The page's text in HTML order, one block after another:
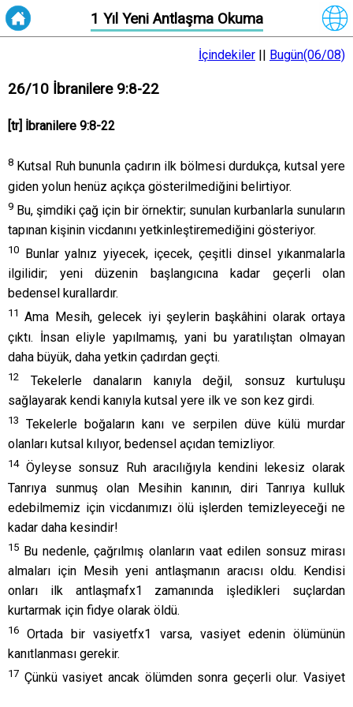
1 Yıl Yeni Antlaşma Okuma
İçindekiler || Bugün(06/08)
26/10 İbranilere 9:8-22
[tr] İbranilere 9:8-22
8 Kutsal Ruh bununla çadırın ilk bölmesi durdukça, kutsal yere
giden yolun henüz açıkça gösterilmediğini belirtiyor.
9 Bu, şimdiki çağ için bir örnektir; sunulan kurbanlarla sunuların
tapınan kişinin vicdanını yetkinleştiremediğini gösteriyor.
10
Bunlar yalnız yiyecek, içecek, çeşitli dinsel yıkanmalarla
ilgilidir; yeni düzenin başlangıcına kadar geçerli olan
bedensel kurallardır.
11 Ama Mesih, gelecek iyi şeylerin başkâhini olarak ortaya
çıktı. İnsan eliyle yapılmamış, yani bu yaratılıştan olmayan
daha büyük, daha yetkin çadırdan geçti.
12
Tekelerle danaların kanıyla değil, sonsuz kurtuluşu
sağlayarak kendi kanıyla kutsal yere ilk ve son kez girdi.
13
Tekelerle boğaların kanı ve serpilen düve külü murdar
olanları kutsal kılıyor, bedensel açıdan temizliyor.
14Öyleyse sonsuz Ruh aracılığıyla kendini lekesiz olarak
Tanrıya sunmuş olan Mesihin kanının, diri Tanrıya kulluk
edebilmemiz için vicdanımızı ölü işlerden temizleyeceği ne
kadar daha kesindir!
15 Bu nedenle, çağrılmış olanların vaat edilen sonsuz mirası
almaları için Mesih yeni antlaşmanın aracısı oldu. Kendisi
onları ilk antlaşmafx1 zamanında işledikleri suçlardan
kurtarmak için fidye olarak öldü.
16
Ortada bir vasiyetfx1 varsa, vasiyet edenin ölümünün
kanıtlanması gerekir.
17 Çünkü vasiyet ancak ölümden sonra geçerli olur. Vasiyet